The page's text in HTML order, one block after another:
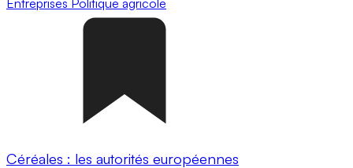
Entreprises Politique agricole
Céréales : les autorités européennes